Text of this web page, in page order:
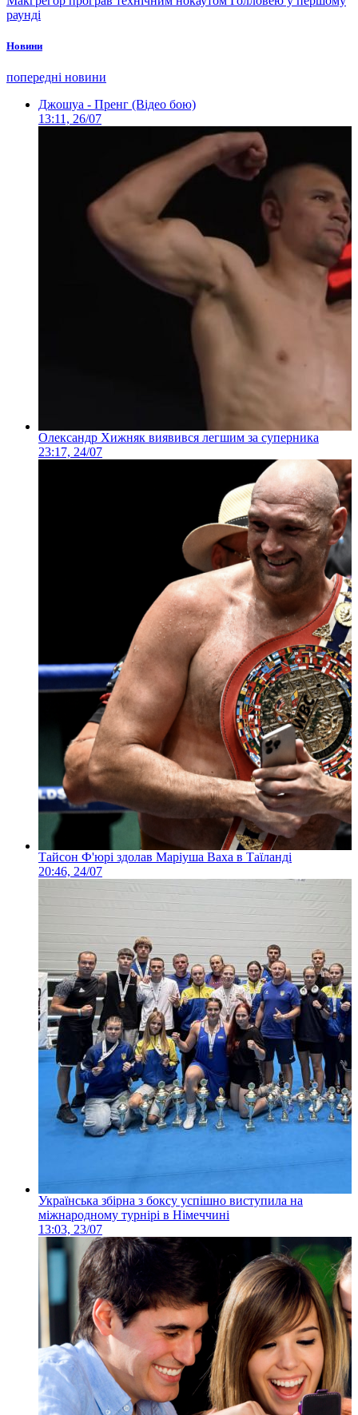
раунді
Новини
попередні новини
Джошуа - Пренг (Відео бою)
13:11, 26/07
Олександр Хижняк виявився легшим за суперника
23:17, 24/07
Тайсон Ф'юрі здолав Маріуша Ваха в Таїланді
20:46, 24/07
Українська збірна з боксу успішно виступила на
міжнародному турнірі в Німеччині
13:03, 23/07